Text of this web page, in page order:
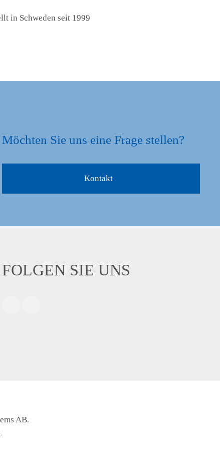
in Schweden seit 1999
Möchten Sie uns eine Frage stellen?
Kontakt
FOLGEN SIE UNS
AB.